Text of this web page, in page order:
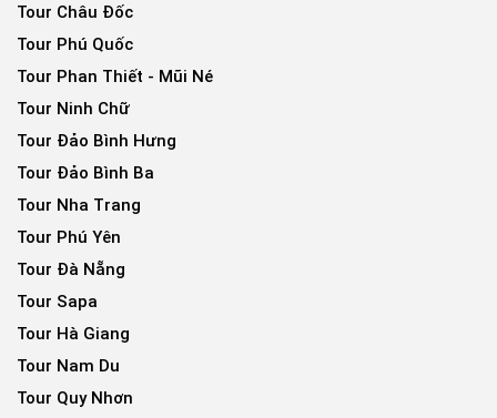
Tour Châu Đốc
Tour Phú Quốc
Tour Phan Thiết - Mũi Né
Tour Ninh Chữ
Tour Đảo Bình Hưng
Tour Đảo Bình Ba
Tour Nha Trang
Tour Phú Yên
Tour Đà Nẵng
Tour Sapa
Tour Hà Giang
Tour Nam Du
Tour Quy Nhơn